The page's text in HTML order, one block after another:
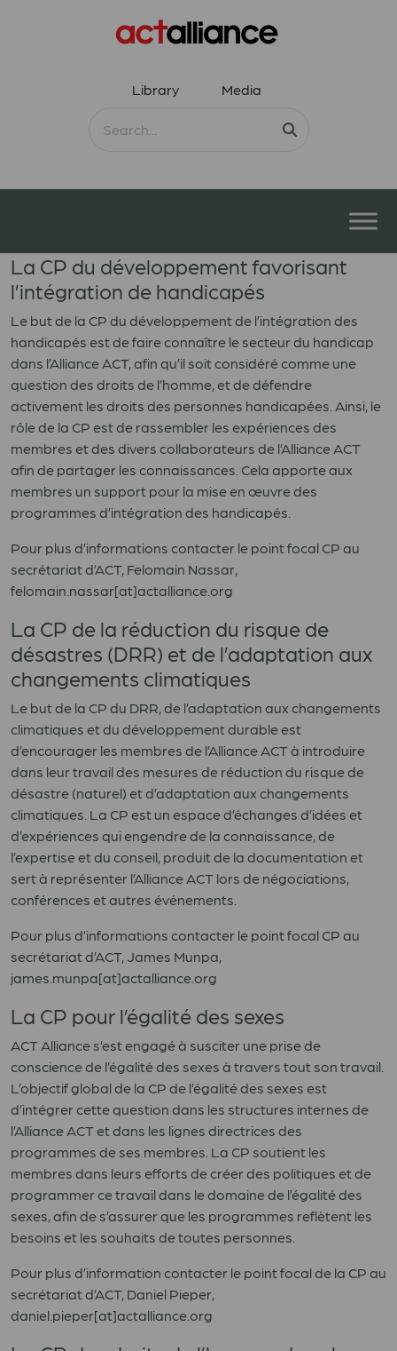
Library Media
La CP du développement favorisant
l’intégration de handicapés
Le but de la CP du développement de l’intégration des
handicapés est de faire connaître le secteur du handicap
dans l’Alliance ACT, afin qu’il soit considéré comme une
question des droits de l’homme, et de défendre
activement les droits des personnes handicapées. Ainsi, le
rôle de la CP est de rassembler les expériences des
membres et des divers collaborateurs de l’Alliance ACT
afin de partager les connaissances. Cela apporte aux
membres un support pour la mise en œuvre des
programmes d’intégration des handicapés.
Pour plus d’informations contacter le point focal CP au
secrétariat d’ACT, Felomain Nassar,
felomain.nassar[at]actalliance.org
La CP de la réduction du risque de
désastres (DRR) et de l’adaptation aux
changements climatiques
Le but de la CP du DRR, de l’adaptation aux changements
climatiques et du développement durable est
d’encourager les membres de l’Alliance ACT à introduire
dans leur travail des mesures de réduction du risque de
désastre (naturel) et d’adaptation aux changements
climatiques. La CP est un espace d’échanges d’idées et
d’expériences qui engendre de la connaissance, de
l’expertise et du conseil, produit de la documentation et
sert à représenter l’Alliance ACT lors de négociations,
conférences et autres événements.
Pour plus d’informations contacter le point focal CP au
secrétariat d’ACT, James Munpa,
james.munpa[at]actalliance.org
La CP pour l’égalité des sexes
ACT Alliance s’est engagé à susciter une prise de
conscience de l’égalité des sexes à travers tout son travail.
L’objectif global de la CP de l’égalité des sexes est
d’intégrer cette question dans les structures internes de
l’Alliance ACT et dans les lignes directrices des
programmes de ses membres. La CP soutient les
membres dans leurs efforts de créer des politiques et de
programmer ce travail dans le domaine de l’égalité des
sexes, afin de s’assurer que les programmes reflètent les
besoins et les souhaits de toutes personnes.
Pour plus d’information contacter le point focal de la CP au
secrétariat d’ACT, Daniel Pieper,
daniel.pieper[at]actalliance.org